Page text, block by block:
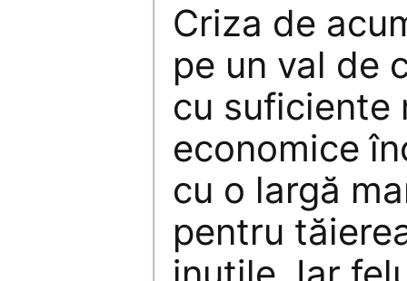
Criza de
pe un val de
cu suficiente
economice
cu o largă
pentru